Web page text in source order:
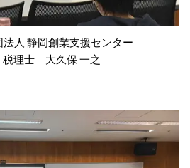
人 静岡創業支援センター
理士 大久保 一之